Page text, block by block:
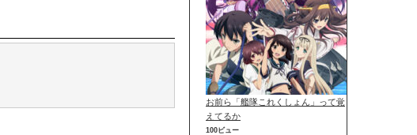
お前ら「艦隊これくしょん」って覚
えてるか
100ビュー